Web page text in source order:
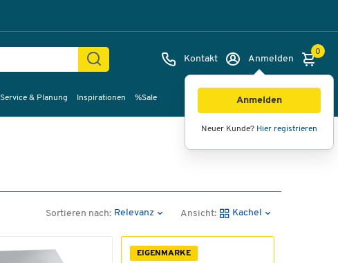
Kontakt Anmelden
Anmelden
Neuer Kunde? Hier registrieren
0
Service & Planung Inspirationen %Sale
Sortieren nach: Relevanz Ansicht: Kachel
EIGENMARKE